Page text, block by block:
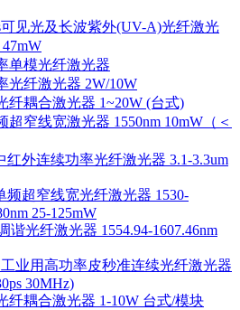
可见光及长波紫外(UV-A)光纤激光
单模光纤激光器
光纤激光器 2W/10W
纤耦合激光器 1~20W (台式)
超窄线宽激光器 1550nm 10mW（＜
红外连续功率光纤激光器 3.1-3.3um
频超窄线宽光纤激光器 1530-
25-125mW
谐光纤激光器 1554.94-1607.46nm
工业用高功率皮秒准连续光纤激光器
30MHz)
纤耦合激光器 1-10W 台式/模块